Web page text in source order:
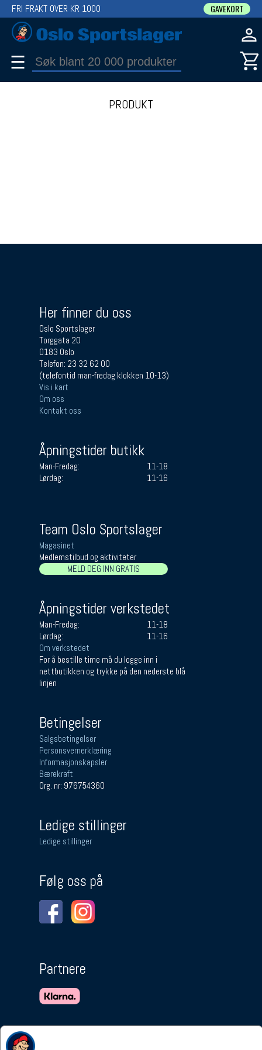
FRI FRAKT OVER KR 1000 GAVEKORT
☰
PRODUKT
Her finner du oss
Oslo Sportslager
Torggata 20
0183 Oslo
Telefon: 23 32 62 00
(telefontid man-fredag klokken 10-13)
Vis i kart
Om oss
Kontakt oss
Åpningstider butikk
Man-Fredag:
11-18
Lørdag:
11-16
Team Oslo Sportslager
Magasinet
Medlemstilbud og aktiviteter
MELD DEG INN GRATIS
Åpningstider verkstedet
Man-Fredag:
11-18
Lørdag:
11-16
Om verkstedet
For å bestille time må du logge inn i
nettbutikken og trykke på den nederste blå
linjen
Betingelser
Salgsbetingelser
Personsvernerklæring
Informasjonskapsler
Bærekraft
Org. nr: 976754360
Ledige stillinger
Ledige stillinger
Følg oss på
Partnere